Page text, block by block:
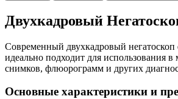
Двухкадровый
Современный двухкадровый негатоскоп
идеально подходит для использования
снимков, флюорограмм и других
Основные характеристики и